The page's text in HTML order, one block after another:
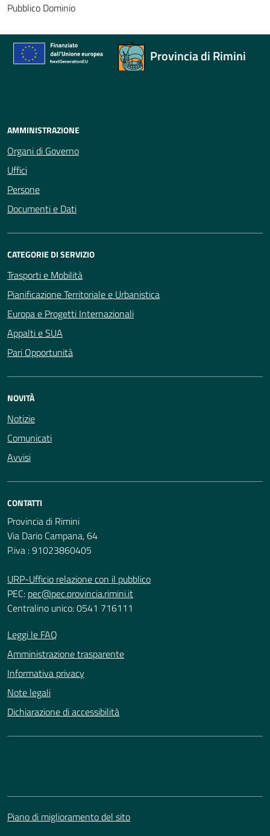
Pubblico Dominio
Provincia di Rimini
AMMINISTRAZIONE
Organi di Governo
Uffici
Persone
Documenti e Dati
CATEGORIE DI SERVIZIO
Trasporti e Mobilità
Pianificazione Territoriale e Urbanistica
Europa e Progetti Internazionali
Appalti e SUA
Pari Opportunità
NOVITÀ
Notizie
Comunicati
Avvisi
CONTATTI
Provincia di Rimini
Via Dario Campana, 64
P.iva : 91023860405
URP-Ufficio relazione con il pubblico
PEC: pec@pec.provincia.rimini.it
Centralino unico: 0541 716111
Leggi le FAQ
Amministrazione trasparente
Informativa privacy
Note legali
Dichiarazione di accessibilità
Piano di miglioramento del sito